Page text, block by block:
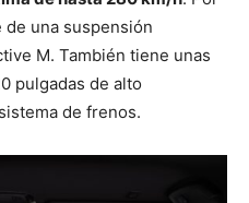
una suspensión
M. También tiene unas
pulgadas de alto
de frenos.